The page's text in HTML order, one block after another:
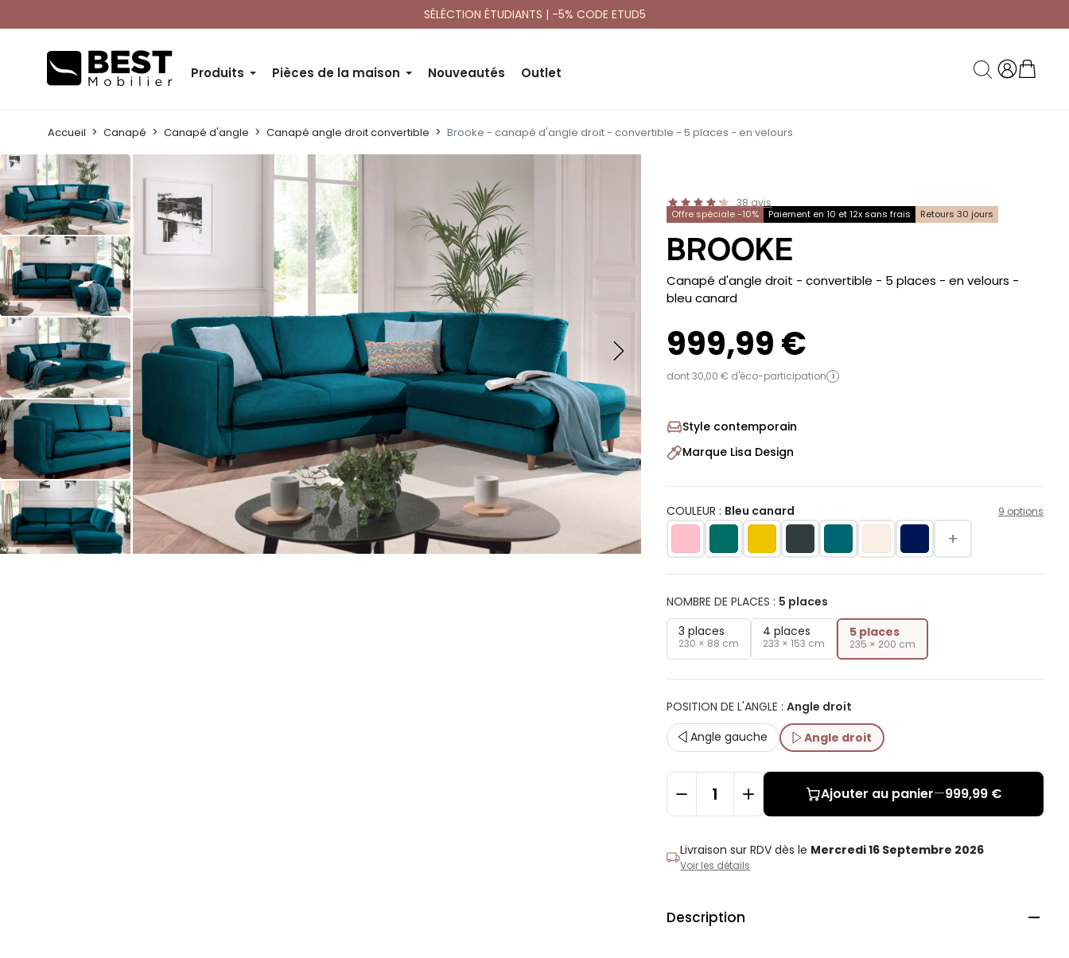
SÉLÉCTION ÉTUDIANTS | -5% CODE ETUD5
Produits Pièces de la maison Nouveautés Outlet
Accueil Canapé Canapé d'angle Canapé angle droit convertible Brooke - canapé d'angle droit - convertible - 5 places - en velours
38 avis
Offre spéciale -10% Paiement en 10 et 12x sans frais Retours 30 jours
BROOKE
-
Canapé d'angle droit - convertible - 5 places - en velours -
bleu canard
999,99 €
dont 30,00 € d'éco-participation i
Style contemporain
Marque Lisa Design
COULEUR : Bleu canard 9 options
+
NOMBRE DE PLACES : 5 places
3 places
230 × 88 cm
4 places
233 × 153 cm
5 places
235 × 200 cm
POSITION DE L'ANGLE :Angle droit
Angle gauche
Angle droit
Ajouter au panier—999,99 €
Livraison sur RDVdès le Mercredi 16 Septembre 2026
Voir les détails
Description 